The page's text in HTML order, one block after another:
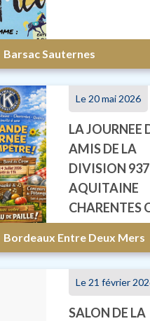
Barsac Sauternes
Le 20 mai 2026
LA JOURNEE
AMIS DE LA
DIVISION 937
AQUITAINE
CHARENTES
Bordeaux Entre Deux Mers
Le 21 février
SALON DE LA